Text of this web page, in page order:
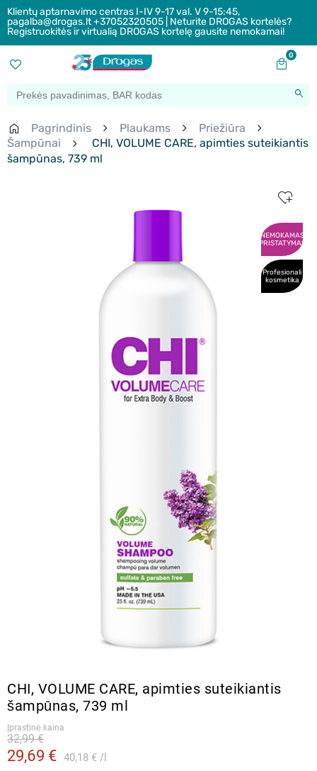
Klientų aptarnavimo centras I-IV 9-17 val. V 9-15:45,
pagalba@drogas.lt +37052320505 | Neturite DROGAS kortelės?
Registruokitės ir virtualią DROGAS kortelę gausite nemokamai!
0
Pagrindinis Plaukams
Priežiūra
Šampūnai
CHI, VOLUME CARE, apimties suteikiantis
šampūnas, 739 ml
NEMOKAMAS
PRISTATYMAS
Profesionali
kosmetika
CHI, VOLUME CARE, apimties suteikiantis
šampūnas, 739 ml
Įprastinė kaina
29,69 € 40,18 €
32,99 €